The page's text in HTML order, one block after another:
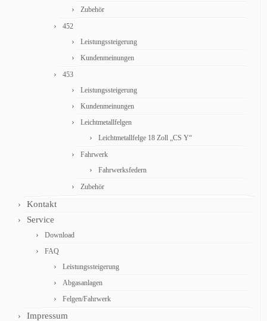
Zubehör
452
Leistungssteigerung
Kundenmeinungen
453
Leistungssteigerung
Kundenmeinungen
Leichtmetallfelgen
Leichtmetallfelge 18 Zoll „CS Y“
Fahrwerk
Fahrwerksfedern
Zubehör
Kontakt
Service
Download
FAQ
Leistungssteigerung
Abgasanlagen
Felgen/Fahrwerk
Impressum